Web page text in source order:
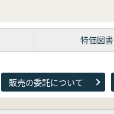
特価図書
販売の委託について